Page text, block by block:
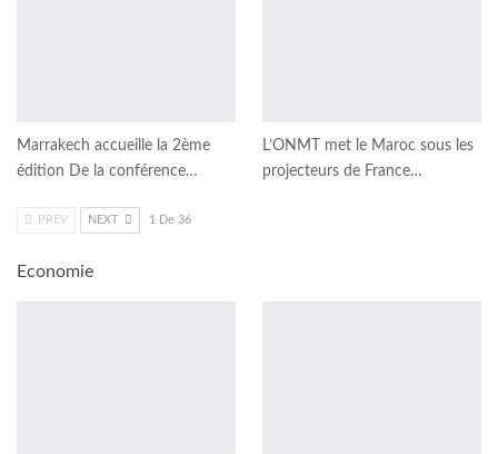
Marrakech accueille la 2ème
édition De la conférence…
L’ONMT met le Maroc sous les
projecteurs de France…
PREV NEXT 1 De 36
Economie